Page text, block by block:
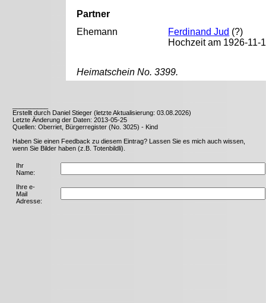
Partner
Ehemann
Ferdinand Jud (?)
Hochzeit am 1926-11-
Heimatschein No. 3399.
Erstellt durch Daniel Stieger (letzte Aktualisierung: 03.08.2026)
Letzte Änderung der Daten: 2013-05-25
Quellen: Oberriet, Bürgerregister (No. 3025) - Kind
Haben Sie einen Feedback zu diesem Eintrag? Lassen Sie es mich auch wissen,
wenn Sie Bilder haben (z.B. Totenbildli).
Ihr
Name:
Ihre e-
Mail
Adresse: